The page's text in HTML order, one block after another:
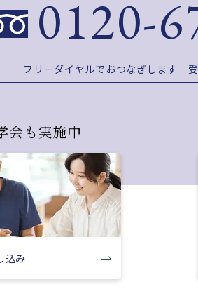
0120-
フリーダイヤルでおつなぎします
会も実施中
込み